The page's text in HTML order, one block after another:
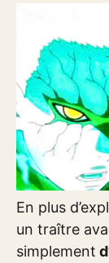
En plus
un traître
simplement